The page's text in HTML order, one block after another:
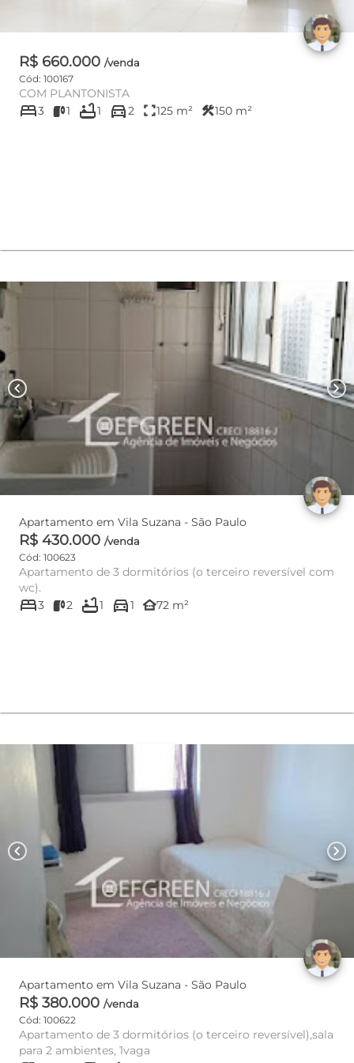
R$ 660.000 /venda
Cód: 100167
COM PLANTONISTA
bed3 1 bathtub1 directions_car2 fullscreen125 m² construction150 m²
chevron_left chevron_right
Apartamento em Vila Suzana - São Paulo
R$ 430.000 /venda
Cód: 100623
Apartamento de 3 dormitórios (o terceiro reversível com
wc).
bed3 2 bathtub1 directions_car1 other_houses72 m²
chevron_left chevron_right
Apartamento em Vila Suzana - São Paulo
R$ 380.000 /venda
Cód: 100622
Apartamento de 3 dormitórios (o terceiro reversível),sala
para 2 ambientes, 1vaga